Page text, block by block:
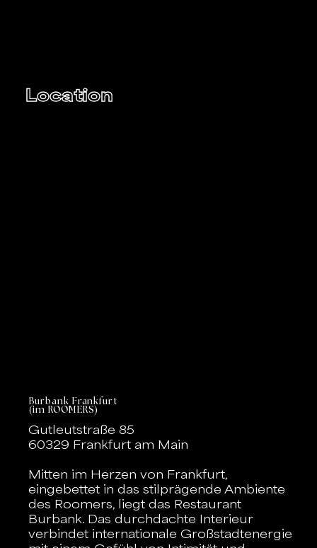
Location
Burbank Frankfurt
(im ROOMERS)
Gutleutstraße 85
60329 Frankfurt am Main
Mitten im Herzen von Frankfurt,
eingebettet in das stilprägende Ambiente
des Roomers, liegt das Restaurant
Burbank. Das durchdachte Interieur
verbindet internationale Großstadtenergie